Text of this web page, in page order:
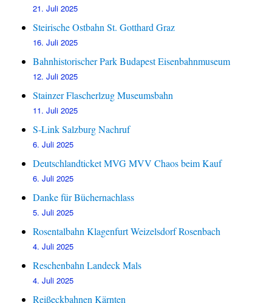
21. Juli 2025
Steirische Ostbahn St. Gotthard Graz
16. Juli 2025
Bahnhistorischer Park Budapest Eisenbahnmuseum
12. Juli 2025
Stainzer Flascherlzug Museumsbahn
11. Juli 2025
S-Link Salzburg Nachruf
6. Juli 2025
Deutschlandticket MVG MVV Chaos beim Kauf
6. Juli 2025
Danke für Büchernachlass
5. Juli 2025
Rosentalbahn Klagenfurt Weizelsdorf Rosenbach
4. Juli 2025
Reschenbahn Landeck Mals
4. Juli 2025
Reißeckbahnen Kärnten